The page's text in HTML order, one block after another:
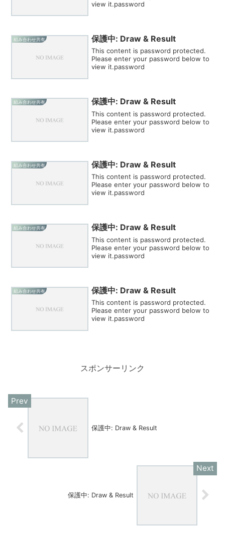
view it.password
組み合わせ共有 保護中: Draw & Result
This content is password protected.
Please enter your password below to
view it.password
組み合わせ共有 保護中: Draw & Result
This content is password protected.
Please enter your password below to
view it.password
組み合わせ共有 保護中: Draw & Result
This content is password protected.
Please enter your password below to
view it.password
組み合わせ共有 保護中: Draw & Result
This content is password protected.
Please enter your password below to
view it.password
組み合わせ共有 保護中: Draw & Result
This content is password protected.
Please enter your password below to
view it.password
スポンサーリンク
保護中: Draw & Result
保護中: Draw & Result